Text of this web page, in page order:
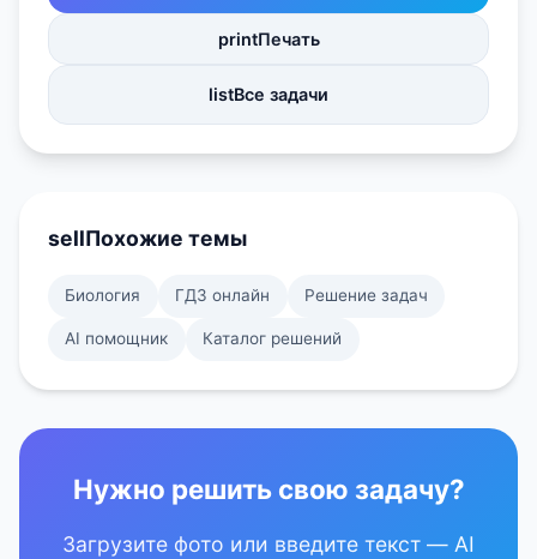
printПечать
listВсе задачи
sellПохожие темы
Биология ГДЗ онлайн Решение задач
AI помощник Каталог решений
Нужно решить свою задачу?
Загрузите фото или введите текст — AI